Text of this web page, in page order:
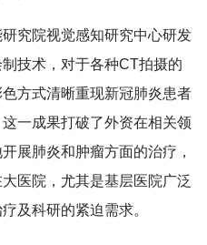
究院视觉感知研究中心研发
技术，对于各种CT拍摄的
方式清晰重现新冠肺炎患者
一成果打破了外资在相关领
展肺炎和肿瘤方面的治疗，
医院，尤其是基层医院广泛
及科研的紧迫需求。